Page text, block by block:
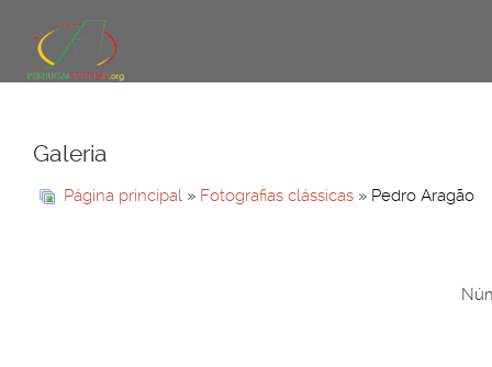
Galeria
Página principal » Fotografias clássicas » Pedro Aragão